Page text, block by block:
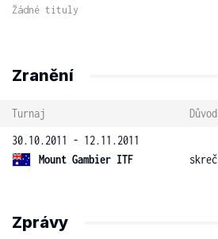
Žádné tituly
Zranění
Turnaj
Důvod
30.10.2011 - 12.11.2011
Mount Gambier ITF
skreč
Zprávy